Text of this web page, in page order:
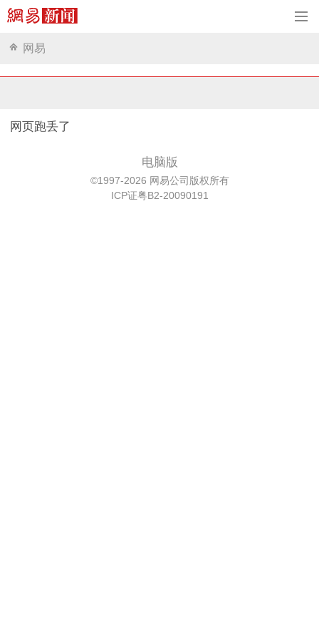
网易
网页跑丢了
电脑版
©1997-2026 网易公司版权所有
ICP证粤B2-20090191